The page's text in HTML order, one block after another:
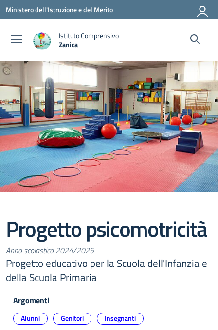
Vai ai contenuti
Vai al menu di navigazione
Vai al footer
Ministero dell'Istruzione e del Merito
Istituto Comprensivo
Zanica
Progetto psicomotricità
Anno scolastico 2024/2025
Progetto educativo per la Scuola dell'Infanzia e
della Scuola Primaria
Argomenti
Alunni Genitori Insegnanti